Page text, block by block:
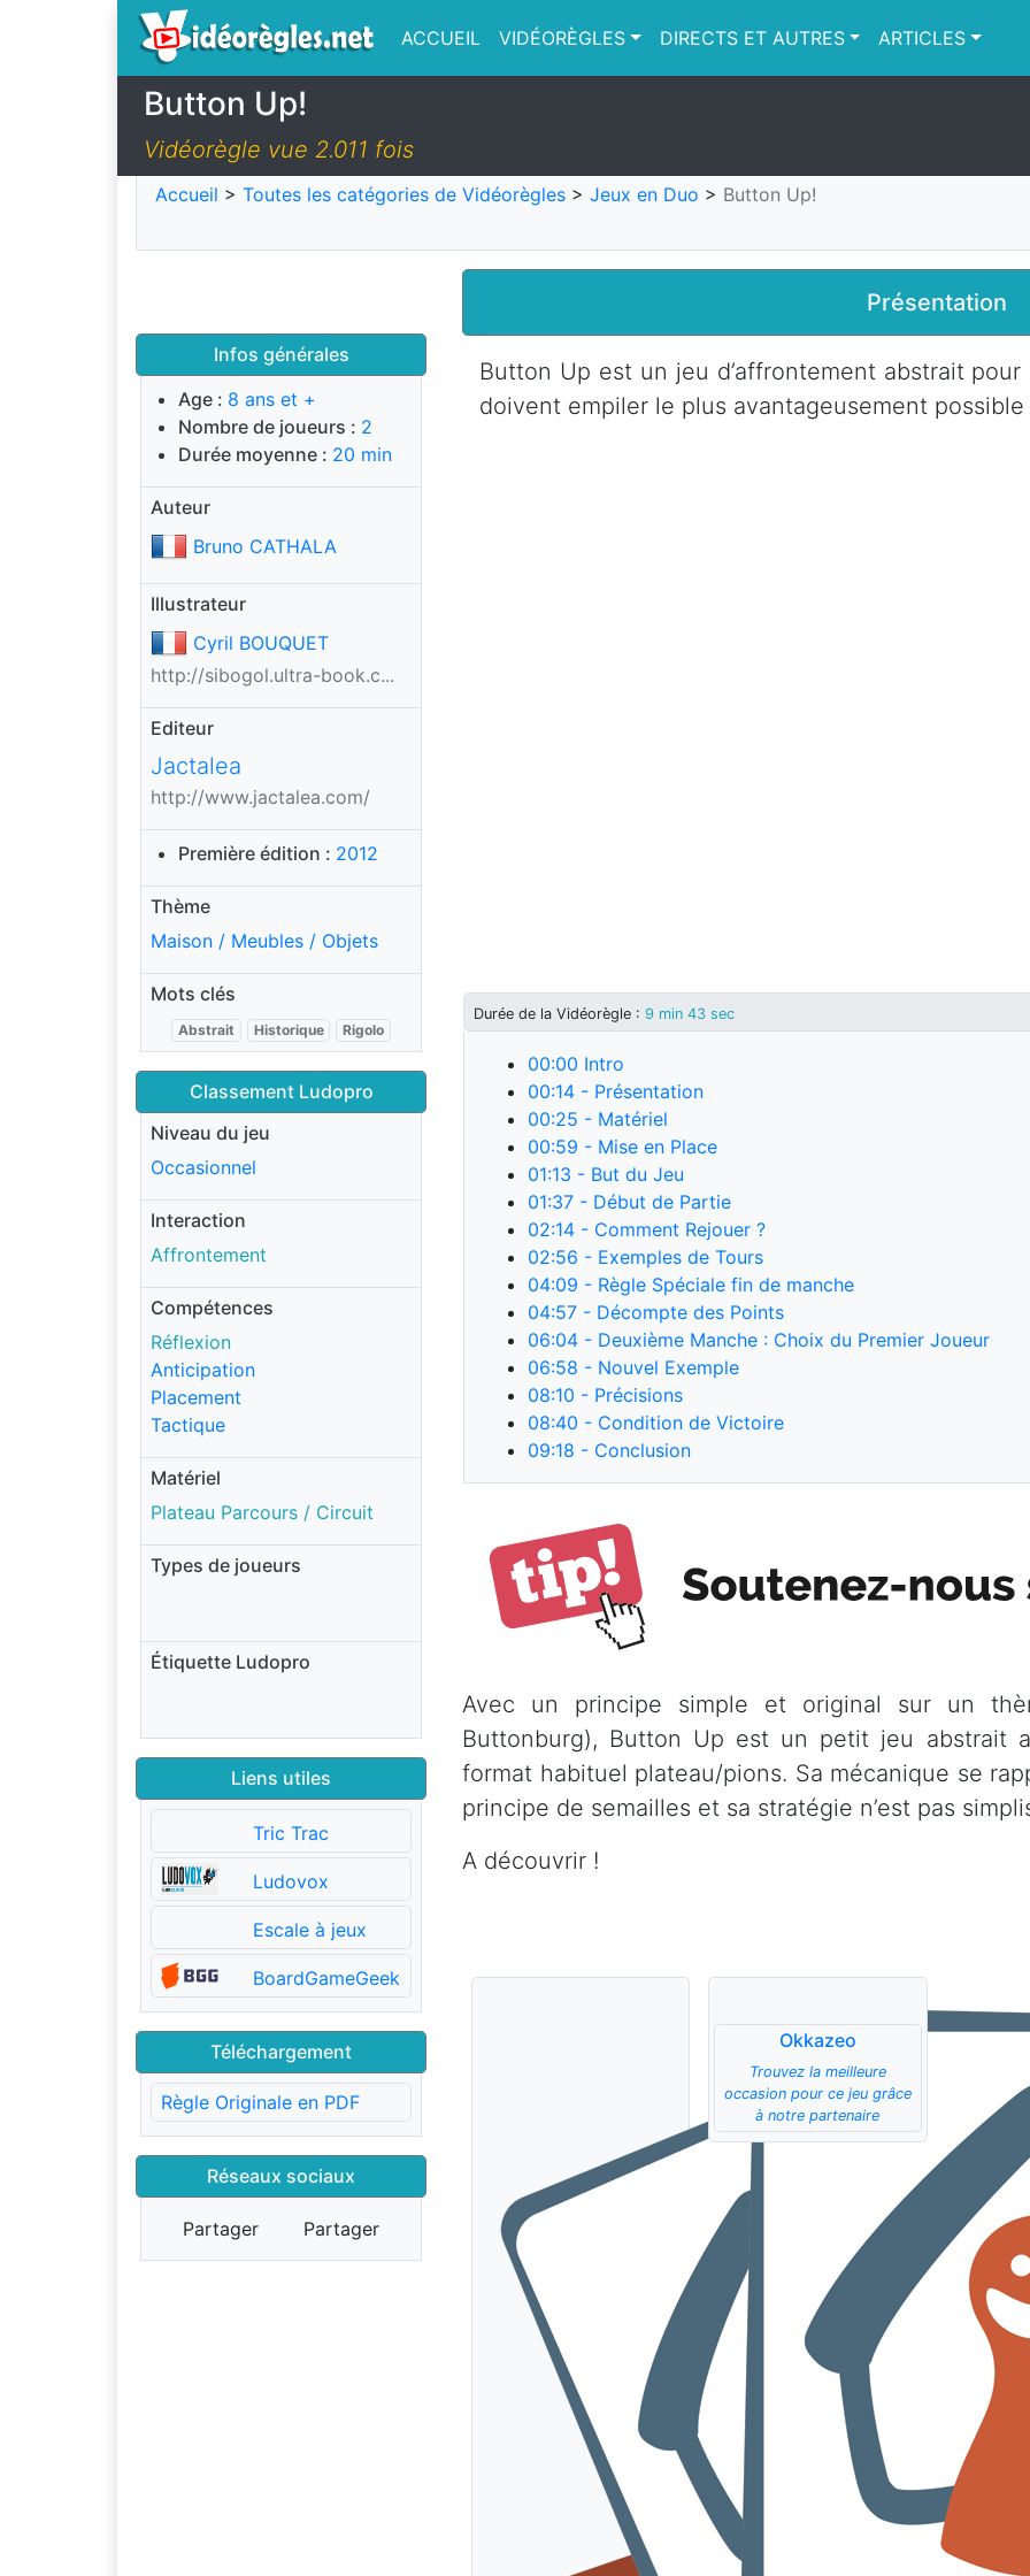
ACCUEIL VIDÉORÈGLES DIRECTS ET AUTRES ARTICLES
Button Up!
Vidéorègle vue 2.011 fois
Accueil > Toutes les catégories de Vidéorègles > Jeux en Duo > Button Up!
Infos générales
Age : 8 ans et +
Nombre de joueurs : 2
Durée moyenne : 20 min
Auteur
Bruno CATHALA
Illustrateur
Cyril BOUQUET
http://sibogol.ultra-book.c...
Editeur
Jactalea
http://www.jactalea.com/
Première édition : 2012
Thème
Maison / Meubles / Objets
Mots clés
Abstrait Historique Rigolo
Classement Ludopro
Niveau du jeu
Occasionnel
Interaction
Affrontement
Compétences
Réflexion
Anticipation
Placement
Tactique
Matériel
Plateau Parcours / Circuit
Types de joueurs
Étiquette Ludopro
Liens utiles
Tric Trac
Ludovox
Escale à jeux
BoardGameGeek
Téléchargement
Règle Originale en PDF
Réseaux sociaux
Partager Partager
Présentation
Button Up est un jeu d’affrontement abstrait
doivent empiler le plus avantageusement
Durée de la Vidéorègle : 9 min 43 sec
00:00 Intro
00:14 - Présentation
00:25 - Matériel
00:59 - Mise en Place
01:13 - But du Jeu
01:37 - Début de Partie
02:14 - Comment Rejouer ?
02:56 - Exemples de Tours
04:09 - Règle Spéciale fin de manche
04:57 - Décompte des Points
06:04 - Deuxième Manche : Choix du Premier Joueur
06:58 - Nouvel Exemple
08:10 - Précisions
08:40 - Condition de Victoire
09:18 - Conclusion
Avec un principe simple et original sur un
Buttonburg), Button Up est un petit jeu abstrait
format habituel plateau/pions. Sa mécanique se
principe de semailles et sa stratégie n’est pas
A découvrir !
Okkazeo
Trouvez la meilleure
occasion pour ce jeu grâce
à notre partenaire